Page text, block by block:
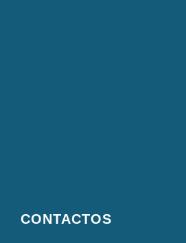
CONTACTOS